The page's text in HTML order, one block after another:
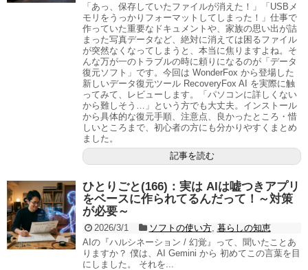
「あっ、保存していたファイルが消えた！」「USBメ
モリをうっかりフォーマットしてしまった！」仕事で
作っていた重要なドキュメントや、家族の思い出が詰
まった写真データなど、絶対に消えては困るファイル
が突然なくなってしまうと、本当に焦りますよね。そ
んな万が一のトラブルの時に頼りになるのが「データ
復元ソフト」です。今回は WonderFox から登場した
新しいデータ復元ツール RecoveryFox AI を実際に触
ってみて、レビューします。「パソコンに詳しくない
から難しそう…」という方でも大丈夫。インストール
から具体的な復元手順、注意点、良かったところ・惜
しいところまで、初心者の方にも分かりやすくまとめ
ました。
記事を読む
ひとりごと(166)：実は AIは嘘つきアプリ
をベースに作られてるんだって！～対策
が必要～
2026/3/1 ソフトの使い方, 暮らしの知恵
AIの『ハルシネーション / 幻覚』って、聞いたことあ
りますか？ 僕は、AI Gemini から 初めてこの言葉を目
にしました。 それを...